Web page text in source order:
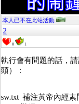
本人已不在此站活動
2
0 1
執行會有問題的話，請
頭）：
sw.txt 補注黃帝內經素